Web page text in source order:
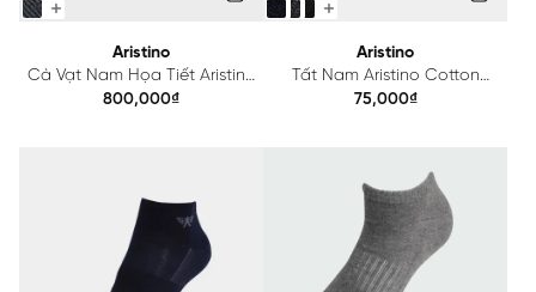
Aristino
Cà Vạt Nam Họa Tiết Aristino
ATI008S0H2
800,000₫
Aristino
Tất Nam Aristino Cotton
ASC006
75,000₫